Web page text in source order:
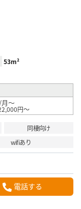
53m²
～
円～
同棲向け
wifiあり
電話する